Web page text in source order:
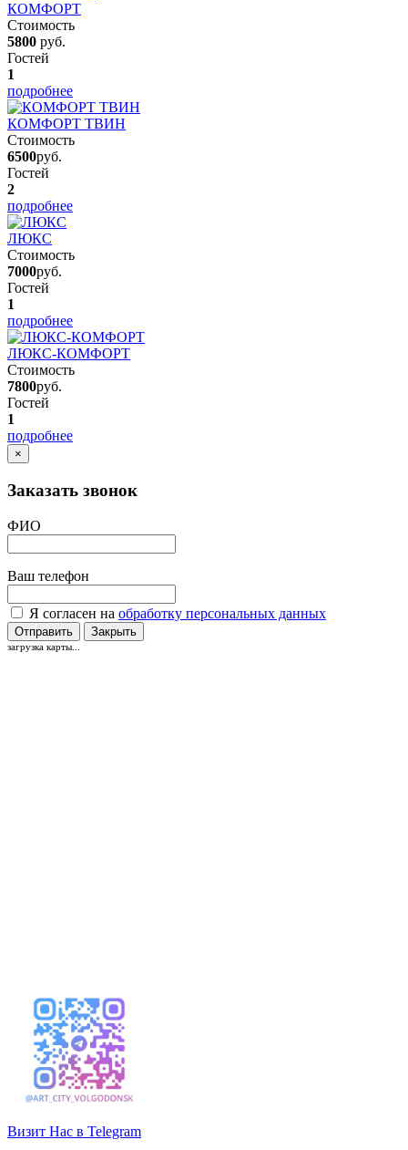
КОМФОРТ
Стоимость
5800 руб.
Гостей
1
подробнее
КОМФОРТ ТВИН
Стоимость
6500руб.
Гостей
2
подробнее
ЛЮКС
Стоимость
7000руб.
Гостей
1
подробнее
ЛЮКС-КОМФОРТ
Стоимость
7800руб.
Гостей
1
подробнее
×
Заказать звонок
ФИО
Ваш телефон
Я согласен на обработку персональных данных
Отправить Закрыть
загрузка карты...
Визит Нас в Telegram